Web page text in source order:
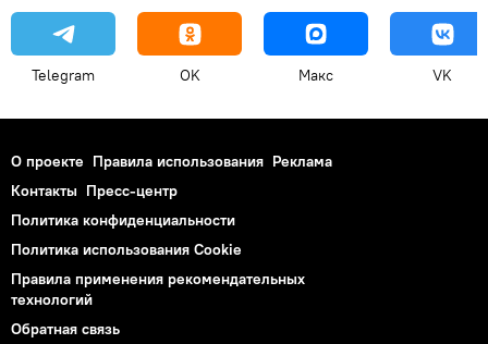
Telegram OK Макс VK
О проекте Правила использования Реклама
Контакты Пресс-центр
Политика конфиденциальности
Политика использования Cookie
Правила применения рекомендательных
технологий
Обратная связь